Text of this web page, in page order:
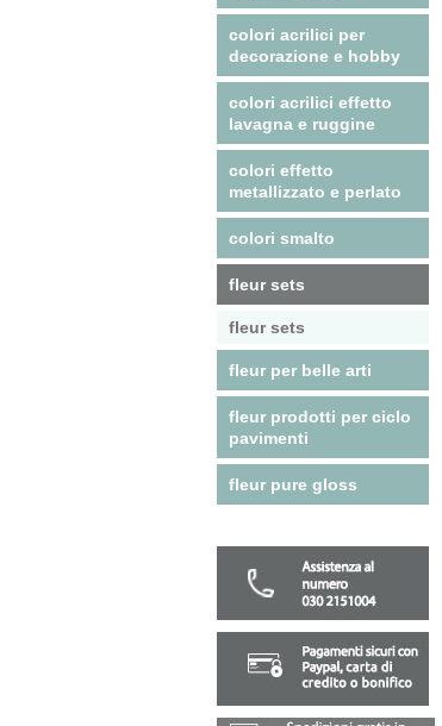
colori acrilici per
decorazione e hobby
colori acrilici effetto
lavagna e ruggine
colori effetto
metallizzato e perlato
colori smalto
fleur sets
fleur sets
fleur per belle arti
fleur prodotti per ciclo
pavimenti
fleur pure gloss